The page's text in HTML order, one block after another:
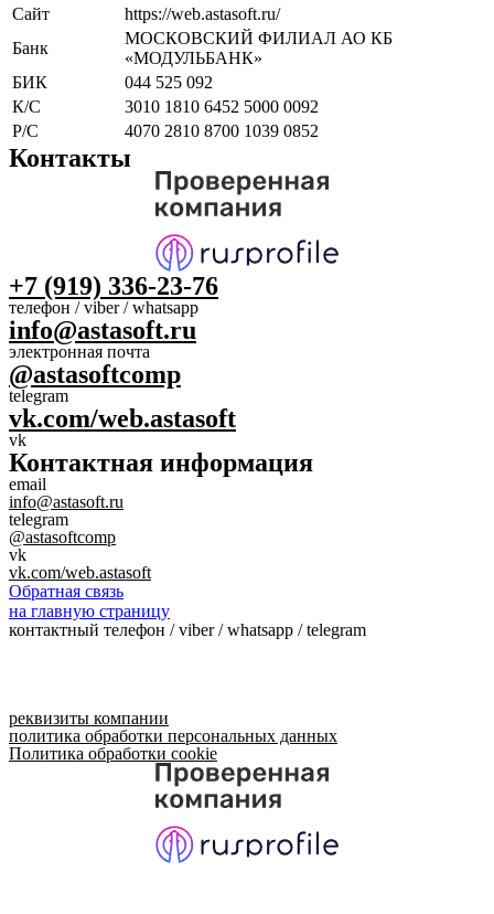
Сайт
https://web.astasoft.ru/
Банк
МОСКОВСКИЙ ФИЛИАЛ АО КБ
«МОДУЛЬБАНК»
БИК
044 525 092
К/С
3010 1810 6452 5000 0092
Р/С
4070 2810 8700 1039 0852
Контакты
+7 (919) 336-23-76
телефон / viber / whatsapp
info@astasoft.ru
электронная почта
@astasoftcomp
telegram
vk.com/web.astasoft
vk
Контактная информация
email
info@astasoft.ru
telegram
@astasoftcomp
vk
vk.com/web.astasoft
Обратная связь
на главную страницу
контактный телефон / viber / whatsapp / telegram
реквизиты компании
политика обработки персональных данных
Политика обработки cookie